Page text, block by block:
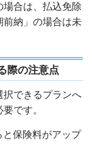
合は、払込免除
納」の場合は未
際の注意点
択できるプランへ
です。
と保険料がアップ